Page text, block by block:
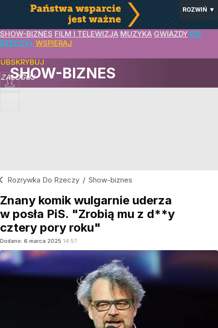
ROZWIŃ ▼
SHOW-BIZNES FILM I TELEWIZJA MUZYKA GWIAZDY DO
RZECZY+ WSPIERAJ
ZALOGUJ
SHOW-BIZNES
Rozrywka Do Rzeczy / Show-biznes
Znany komik wulgarnie uderza
w posła PiS. "Zrobią mu z d**y
cztery pory roku"
Dodano: 6 marca 2025 14:57